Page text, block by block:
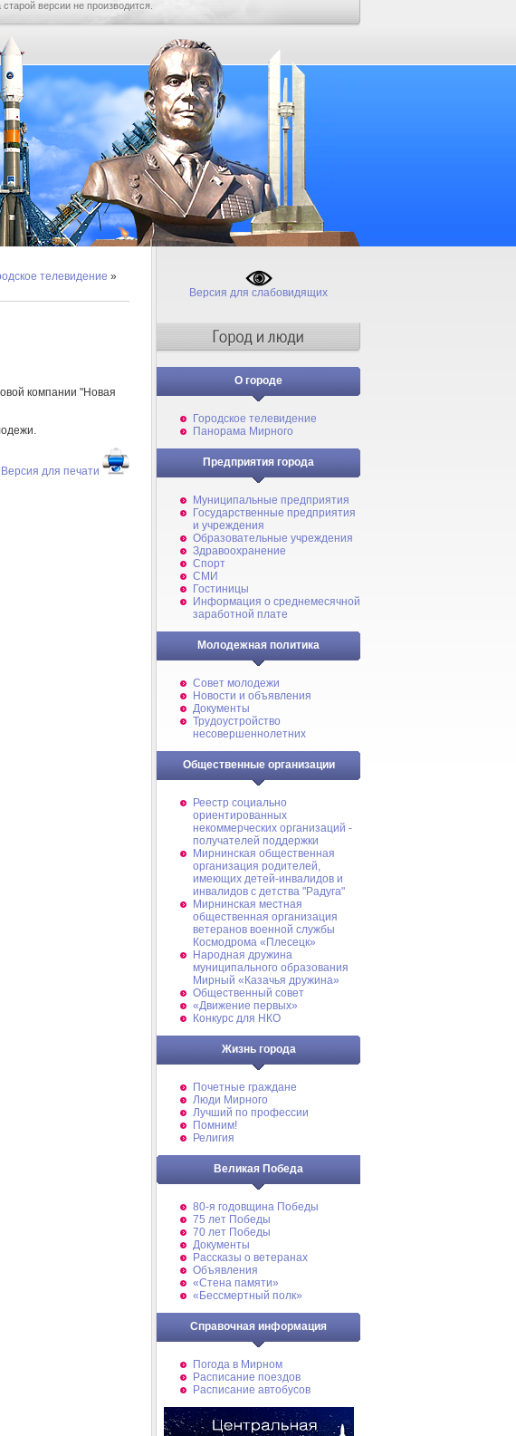
старой версии не производится.
телевидение »
компании "Новая
Версия для печати
Версия для слабовидящих
О городе
Городское телевидение
Панорама Мирного
Предприятия города
Муниципальные предприятия
Государственные предприятия
и учреждения
Образовательные учреждения
Здравоохранение
Спорт
СМИ
Гостиницы
Информация о среднемесячной
заработной плате
Молодежная политика
Совет молодежи
Новости и объявления
Документы
Трудоустройство
несовершеннолетних
Общественные организации
Реестр социально
ориентированных
некоммерческих организаций -
получателей поддержки
Мирнинская общественная
организация родителей,
имеющих детей-инвалидов и
инвалидов с детства "Радуга"
Мирнинская местная
общественная организация
ветеранов военной службы
Космодрома «Плесецк»
Народная дружина
муниципального образования
Мирный «Казачья дружина»
Общественный совет
«Движение первых»
Конкурс для НКО
Жизнь города
Почетные граждане
Люди Мирного
Лучший по профессии
Помним!
Религия
Великая Победа
80-я годовщина Победы
75 лет Победы
70 лет Победы
Документы
Рассказы о ветеранах
Объявления
«Стена памяти»
«Бессмертный полк»
Справочная информация
Погода в Мирном
Расписание поездов
Расписание автобусов